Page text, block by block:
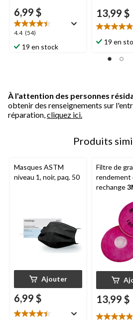
6,99 $
4.4 (54)
4.4
étoile(s)
sur
19 en stock
13,99 $
4.9
étoile(s)
19 en
À l'attention des personnes
obtenir des renseignements sur
réparation, cliquez ici.
Produits
Masques ASTM
niveau 1, noir, paq. 50
Ajouter
6,99 $
Filtre de
rendement
rechange
13,99 $